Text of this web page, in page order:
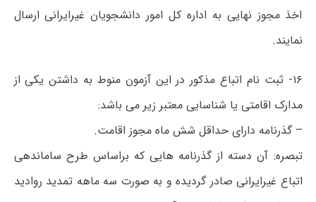
اخذ مجوز نهایی به اداره کل امور دانشجویان غیرایرانی ارسال
نمایند.
۱۶- ثبت نام اتباع مذکور در این آزمون منوط به داشتن یکی از
مدارک اقامتی یا شناسایی معتبر زیر می باشد:
– گذرنامه دارای حداقل شش ماه مجوز اقامت.
تبصره: آن دسته از گذرنامه هایی که براساس طرح ساماندهی
اتباع غیرایرانی صادر گردیده و به صورت سه ماهه تمدید روادید